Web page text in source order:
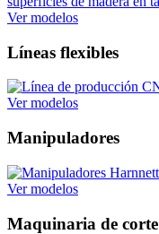
Ver modelos
Líneas flexibles
Ver modelos
Manipuladores
Ver modelos
Maquinaria de corte